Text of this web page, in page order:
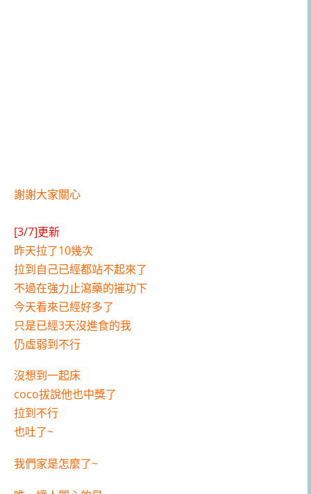
謝謝大家關心
[3/7]更新
昨天拉了10幾次
拉到自己已經都站不起來了
不過在強力止瀉藥的摧功下
今天看來已經好多了
只是已經3天沒進食的我
仍虛弱到不行
沒想到一起床
coco拔說他也中獎了
拉到不行
也吐了~
我們家是怎麼了~